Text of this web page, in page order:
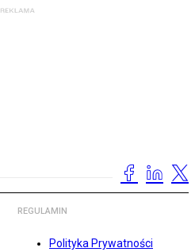
REGULAMIN
Polityka Prywatności